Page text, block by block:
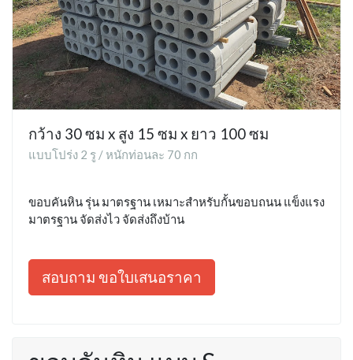
กว้าง 30 ซม x สูง 15 ซม x ยาว 100 ซม
แบบโปร่ง 2 รู / หนักท่อนละ 70 กก
ขอบคันหิน รุ่น มาตรฐาน เหมาะสำหรับกั้นขอบถนน แข็งแรง
มาตรฐาน จัดส่งไว จัดส่งถึงบ้าน
สอบถาม ขอใบเสนอราคา